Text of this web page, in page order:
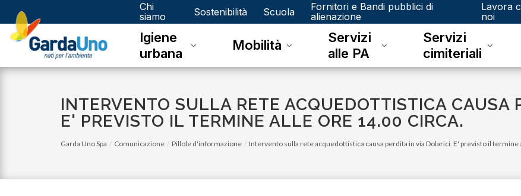
Gardauno
Spa
Chi
siamo
Sostenibilità Scuola
Fornitori e Bandi pubblici di
alienazione
Lavora
noi
Igiene
urbana
Mobilità
Servizi
alle PA
Servizi
cimiteriali
INTERVENTO SULLA RETE ACQUEDOTTISTICA CAUSA
E' PREVISTO IL TERMINE ALLE ORE 14.00 CIRCA.
Garda Uno Spa Comunicazione Pillole d'informazione Intervento sulla rete acquedottistica causa perdita in via Dolarici. E' previsto il termine